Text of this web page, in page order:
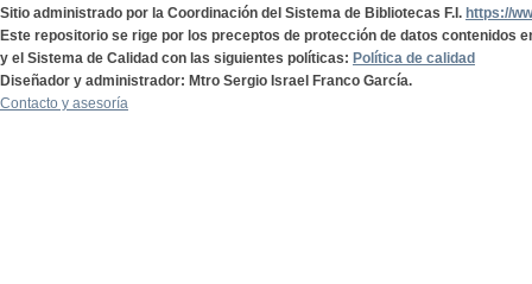
Sitio administrado por la Coordinación del Sistema de Bibliotecas F.I. https://
Este repositorio se rige por los preceptos de protección de datos contenidos
y el Sistema de Calidad con las siguientes políticas: Política de calidad
Diseñador y administrador: Mtro Sergio Israel Franco García.
Contacto y asesoría